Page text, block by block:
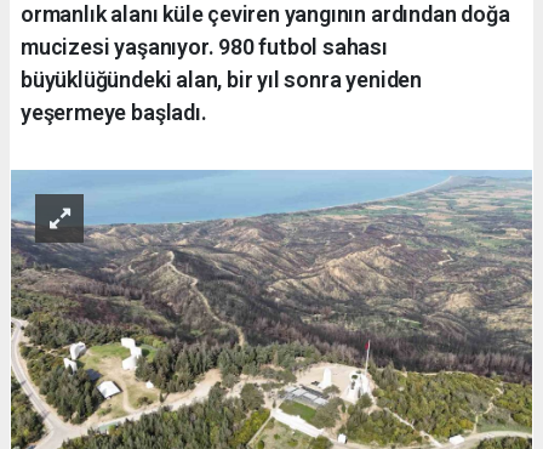
ormanlık alanı küle çeviren yangının ardından doğa
mucizesi yaşanıyor. 980 futbol sahası
büyüklüğündeki alan, bir yıl sonra yeniden
yeşermeye başladı.